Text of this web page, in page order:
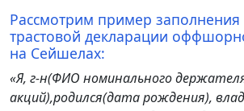
Рассмотрим пример заполнения
трастовой декларации
на Сейшелах:
«Я, г-н(ФИО номинального
акций),родился(дата рождения),